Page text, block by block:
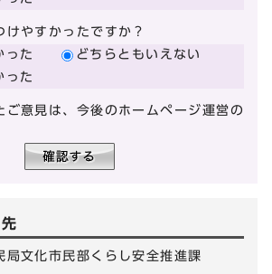
けやすかったですか？
った
どちらともいえない
った
ご意見は、今後のホームページ運営の
局文化市民部くらし安全推進課